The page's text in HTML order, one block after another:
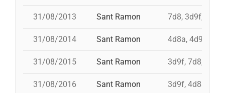
31/08/2013 Sant Ramon 7d8, 3d9f,
31/08/2014 Sant Ramon 4d8a, 4d9f,
31/08/2015 Sant Ramon 3d9f, 7d8,
31/08/2016 Sant Ramon 3d9f, 4d8a,